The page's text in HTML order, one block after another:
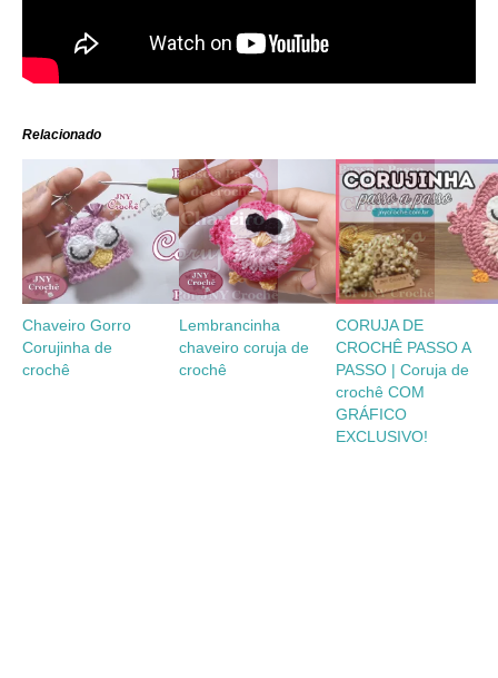
Relacionado
Chaveiro Gorro
Corujinha de
crochê
Lembrancinha
chaveiro coruja de
crochê
CORUJA DE
CROCHÊ PASSO A
PASSO | Coruja de
crochê COM
GRÁFICO
EXCLUSIVO!